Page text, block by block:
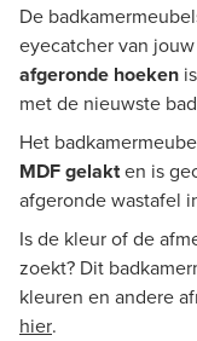
De
eyecatcher van
afgeronde hoeken
met de nieuwste
Het
MDF gelakten is
afgeronde wastafel
Is de kleur of de
zoekt? Dit
kleuren en andere
hier.